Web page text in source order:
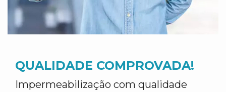
QUALIDADE COMPROVADA!
Impermeabilização com qualidade